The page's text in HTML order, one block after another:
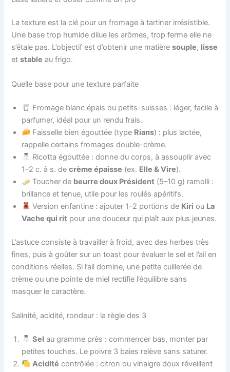
La texture est la clé pour un fromage à tartiner irrésistible.
Une base trop humide dilue les arômes, trop ferme elle ne
s’étale pas. L’objectif est d’obtenir une matièresouple, lisse
etstable au frigo.
Quelle base pour une texture parfaite
Fromage blanc épais ou petits-suisses : léger, facile à
parfumer, idéal pour un rendu frais.
Faisselle bien égouttée (type Rians) : plus lactée,
rappelle certains fromages double-crème.
Ricotta égouttée : donne du corps, à assouplir avec
1–2 c. à s. decrème épaisse (ex. Elle & Vire).
Toucher de beurre doux Président (5–10 g) ramolli :
brillance et tenue, utile pour les roulés apéritifs.
Version enfantine : ajouter 1–2 portions de Kiri ou La
Vache qui rit pour une douceur qui plaît aux plus jeunes.
L’astuce consiste à travailler à froid, avec des herbes très
fines, puis à goûter sur un toast pour évaluer le sel et l’ail en
conditions réelles. Si l’ail domine, une petite cuillerée de
crème ou une pointe de miel rectifie l’équilibre sans
masquer le caractère.
Salinité, acidité, rondeur : la règle des 3
Sel au gramme près : commencer bas, monter par
petites touches. Le poivre 3 baies relève sans saturer.
Acidité contrôlée : citron ou vinaigre doux réveillent